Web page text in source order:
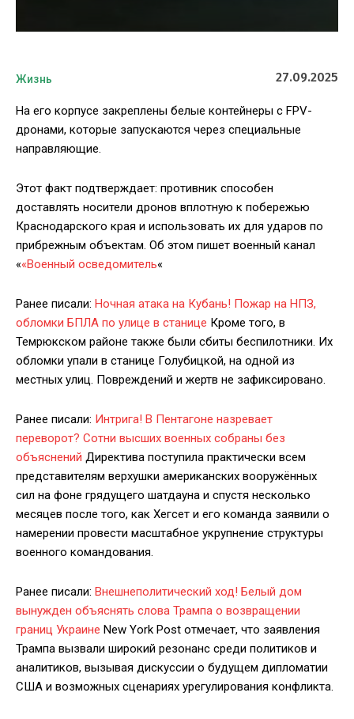
Жизнь 27.09.2025
На его корпусе закреплены белые контейнеры с FPV-
дронами, которые запускаются через специальные
направляющие.
Этот факт подтверждает: противник способен
доставлять носители дронов вплотную к побережью
Краснодарского края и использовать их для ударов по
прибрежным объектам. Об этом пишет военный канал
««Военный осведомитель«
Ранее писали: Ночная атака на Кубань! Пожар на НПЗ,
обломки БПЛА по улице в станице Кроме того, в
Темрюкском районе также были сбиты беспилотники. Их
обломки упали в станице Голубицкой, на одной из
местных улиц. Повреждений и жертв не зафиксировано.
Ранее писали: Интрига! В Пентагоне назревает
переворот? Сотни высших военных собраны без
объяснений Директива поступила практически всем
представителям верхушки американских вооружённых
сил на фоне грядущего шатдауна и спустя несколько
месяцев после того, как Хегсет и его команда заявили о
намерении провести масштабное укрупнение структуры
военного командования.
Ранее писали: Внешнеполитический ход! Белый дом
вынужден объяснять слова Трампа о возвращении
границ Украине New York Post отмечает, что заявления
Трампа вызвали широкий резонанс среди политиков и
аналитиков, вызывая дискуссии о будущем дипломатии
США и возможных сценариях урегулирования конфликта.